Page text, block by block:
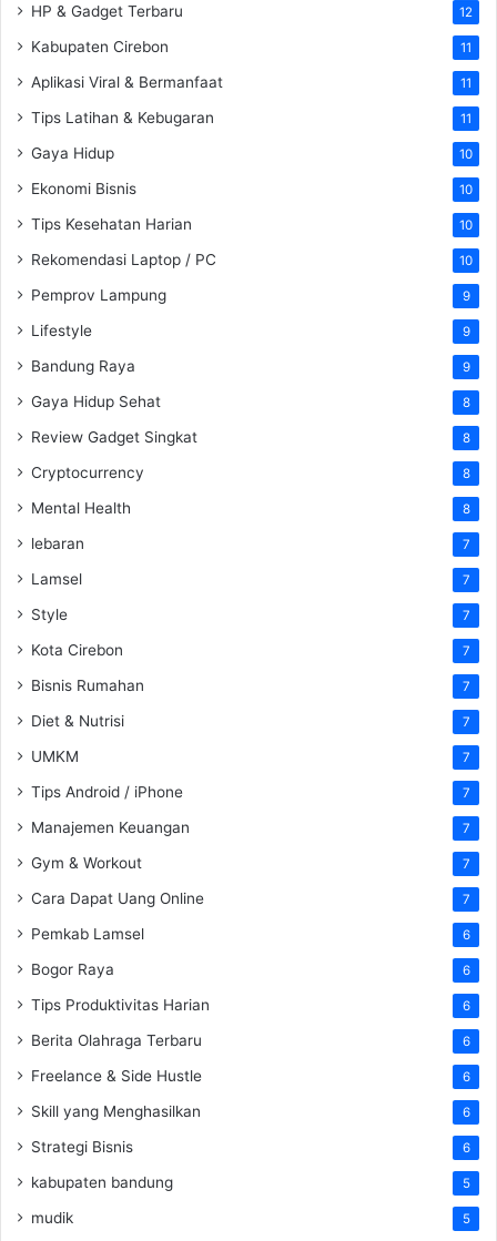
HP & Gadget Terbaru 12
Kabupaten Cirebon 11
Aplikasi Viral & Bermanfaat 11
Tips Latihan & Kebugaran 11
Gaya Hidup 10
Ekonomi Bisnis 10
Tips Kesehatan Harian 10
Rekomendasi Laptop / PC 10
Pemprov Lampung 9
Lifestyle 9
Bandung Raya 9
Gaya Hidup Sehat 8
Review Gadget Singkat 8
Cryptocurrency 8
Mental Health 8
lebaran 7
Lamsel 7
Style 7
Kota Cirebon 7
Bisnis Rumahan 7
Diet & Nutrisi 7
UMKM 7
Tips Android / iPhone 7
Manajemen Keuangan 7
Gym & Workout 7
Cara Dapat Uang Online 7
Pemkab Lamsel 6
Bogor Raya 6
Tips Produktivitas Harian 6
Berita Olahraga Terbaru 6
Freelance & Side Hustle 6
Skill yang Menghasilkan 6
Strategi Bisnis 6
kabupaten bandung 5
mudik 5